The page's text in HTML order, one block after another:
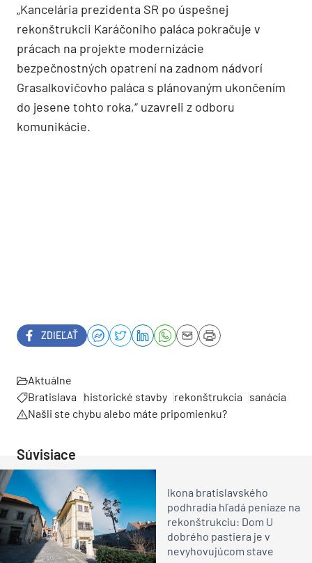
„Kancelária prezidenta SR po úspešnej
rekonštrukcii Karáčoniho paláca pokračuje v
prácach na projekte modernizácie
bezpečnostných opatrení na zadnom nádvorí
Grasalkovičovho paláca s plánovaným ukončením
do jesene tohto roka,“ uzavreli z odboru
komunikácie.
ZDIEĽAŤ
Aktuálne
Bratislava
historické stavby rekonštrukcia
sanácia
Našli ste chybu alebo máte pripomienku?
Súvisiace
Ikona bratislavského
podhradia hľadá peniaze na
rekonštrukciu: Dom U
dobrého pastiera je v
nevyhovujúcom stave